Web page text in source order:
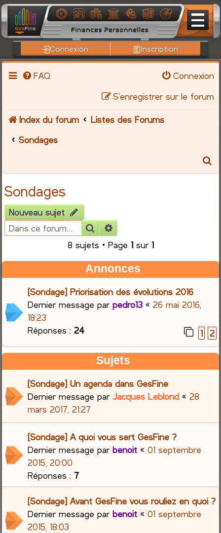
Connexion Inscription
FAQ
Connexion
S’enregistrer sur le forum
Index du forum
Listes des Forums
Sondages
r
c
r
Sondages
Nouveau sujet
Rechercher
8 sujets • Page 1sur 1
Annonces
[Sondage] Priorisation des évolutions 2016
Dernier message parpedro13 «26 mai 2016,
18:23
Réponses :24 1 2
Sujets
[Sondage] Un agenda dans GesFine
Dernier message parJacques Leblond «28
mars 2017, 21:27
[Sondage] A quoi vous sert GesFine ?
Dernier message parbenoit «01 septembre
2015, 20:00
Réponses : 7
[Sondage] Avant GesFine vous rouliez en quoi ?
Dernier message parbenoit «01 septembre
2015, 18:03